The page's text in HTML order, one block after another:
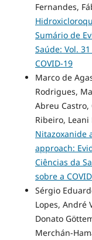
Fernandes,
Sumário de
Saúde: Vol.
COVID-19
Marco de
Rodrigues,
Abreu
Ribeiro, Leani
Nitazoxanide
approach:
Ciências da
sobre a
Sérgio
Lopes, André
Donato
Merchán-